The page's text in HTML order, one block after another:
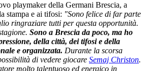
playmaker della Germani Brescia, a
stampa e ai tifosi: "Sono felice di far parte
ringraziare tutti per questa opportunità.
Sono a Brescia da poco, ma ho
della città, dei tifosi e della
e organizzata. Durante la scorsa
di vedere giocare Semaj Christon.
molto talentuoso ed energico in